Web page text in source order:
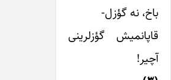
باخ، نه گؤزل-
قاپانمیش گؤزلرینی
آچیر!